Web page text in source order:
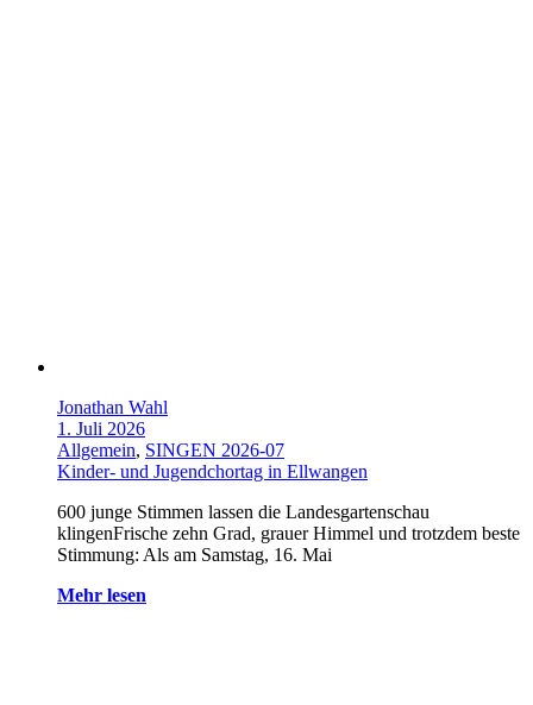
Jonathan Wahl
1. Juli 2026
Allgemein, SINGEN 2026-07
Kinder- und Jugendchortag in Ellwangen
600 junge Stimmen lassen die Landesgartenschau
klingenFrische zehn Grad, grauer Himmel und trotzdem beste
Stimmung: Als am Samstag, 16. Mai
Mehr lesen